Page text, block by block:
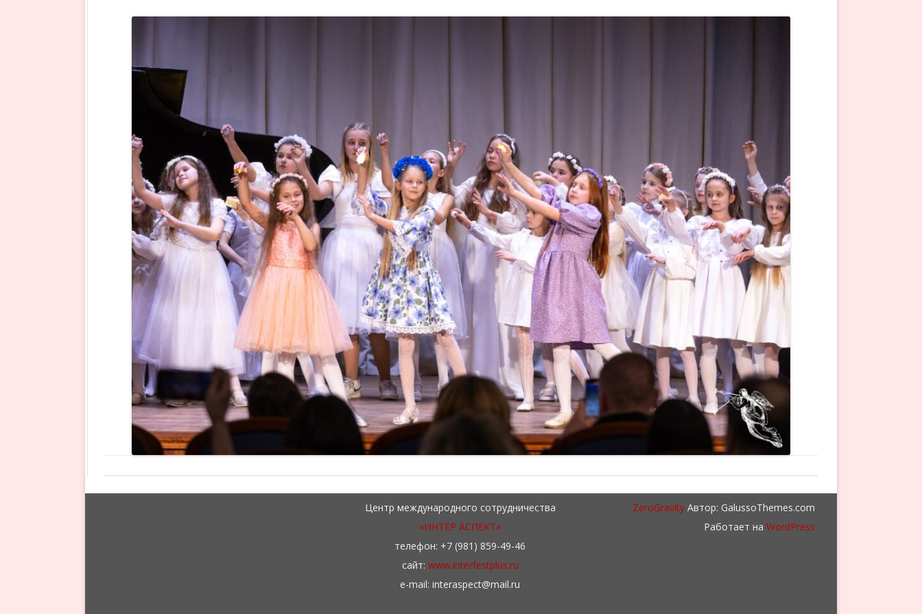
УЧАСТНИКИ 2018
УЧАСТНИКИ 2017
УЧАСТНИКИ 2016
ФОТОГАЛЕРЕЯ 2017
ФОТОГАЛЕРЕЯ 2016
Центр международного сотрудничества
«ИНТЕР АСПЕКТ»
телефон: +7 (981) 859-49-46
сайт: www.interfestplus.ru
e-mail: interaspect@mail.ru
ZeroGravity Автор: GalussoThemes.com
Работает на WordPress